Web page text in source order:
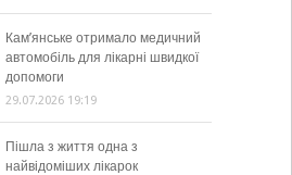
Кам’янське отримало медичний
автомобіль для лікарні швидкої
допомоги
29.07.2026 19:19
Пішла з життя одна з
найвідоміших лікарок